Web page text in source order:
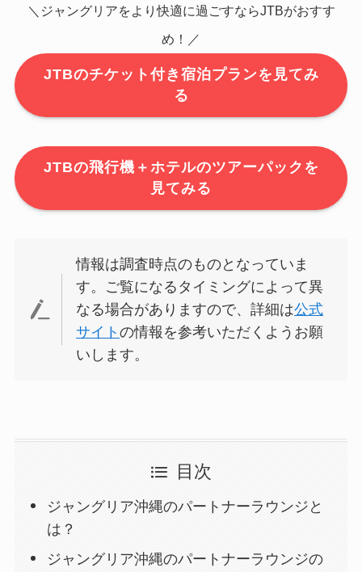
＼ジャングリアをより快適に過ごすならJTBがおすす
め！／
JTBのチケット付き宿泊プランを見てみ
る
JTBの飛行機＋ホテルのツアーパックを
見てみる
情報は調査時点のものとなっていま
す。ご覧になるタイミングによって異
なる場合がありますので、詳細は公式
サイトの情報を参考いただくようお願
いします。
目次
ジャングリア沖縄のパートナーラウンジと
は？
ジャングリア沖縄のパートナーラウンジの